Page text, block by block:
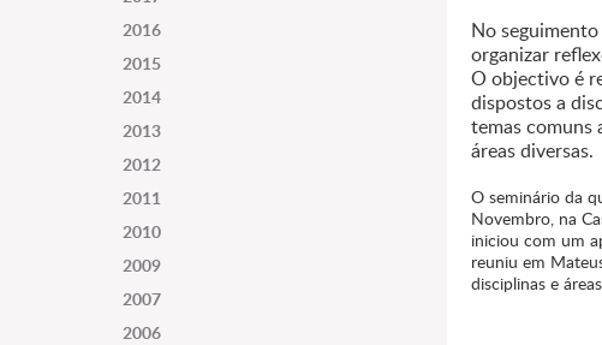
No
organizar
O objectivo é
dispostos a
temas comuns
áreas diversas.
O seminário da
Novembro, na
iniciou com um
reuniu em
disciplinas e
2016
2015
2014
2013
2012
2011
2010
2009
2007
2006